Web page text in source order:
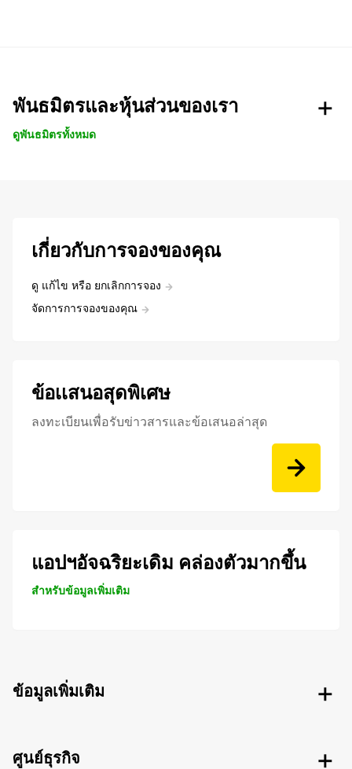
พันธมิตรและหุ้นส่วนของเรา
ดูพันธมิตรทั้งหมด
เกี่ยวกับการจองของคุณ
ดู แก้ไข หรือ ยกเลิกการจอง
จัดการการจองของคุณ
ข้อเเสนอสุดพิเศษ
ลงทะเบียนเพื่อรับข่าวสารและข้อเสนอล่าสุด
แอปฯอัจฉริยะเดิม คล่องตัวมากขึ้น
สำหรับข้อมูลเพิ่มเติม
ข้อมูลเพิ่มเติม
ศูนย์ธุรกิจ